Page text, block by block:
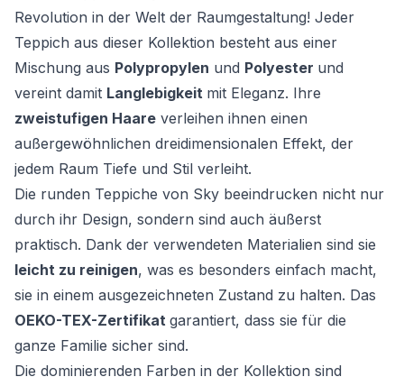
Revolution in der Welt der Raumgestaltung! Jeder
Teppich aus dieser Kollektion besteht aus einer
Mischung aus Polypropylen und Polyester und
vereint damit Langlebigkeit mit Eleganz. Ihre
zweistufigen Haare verleihen ihnen einen
außergewöhnlichen dreidimensionalen Effekt, der
jedem Raum Tiefe und Stil verleiht.
Die runden Teppiche von Sky beeindrucken nicht nur
durch ihr Design, sondern sind auch äußerst
praktisch. Dank der verwendeten Materialien sind sie
leicht zu reinigen, was es besonders einfach macht,
sie in einem ausgezeichneten Zustand zu halten. Das
OEKO-TEX-Zertifikat garantiert, dass sie für die
ganze Familie sicher sind.
Die dominierenden Farben in der Kollektion sind